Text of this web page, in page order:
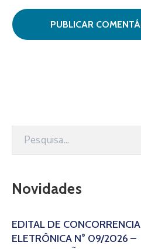
Novidades
EDITAL DE CONCORRÊNCIA
ELETRÔNICA N° 09/2026 –